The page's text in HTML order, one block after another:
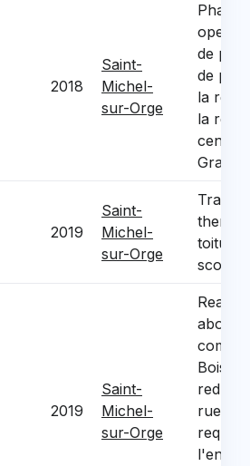
2018
Saint-
Michel-
sur-Orge
Phase
de
de
la
la
centre
Grand
2019
Saint-
Michel-
sur-Orge
toiture
2019
Saint-
Michel-
sur-Orge
abords
Bois
rue